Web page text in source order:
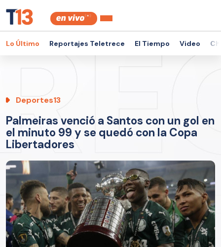
Lo Último Reportajes Teletrece El Tiempo Video
Deportes13
Palmeiras venció a Santos con un gol en
el minuto 99 y se quedó con la Copa
Libertadores